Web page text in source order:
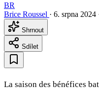
BR
Brice Roussel · 6. srpna 2024
Shrnout
Sdílet
La saison des bénéfices